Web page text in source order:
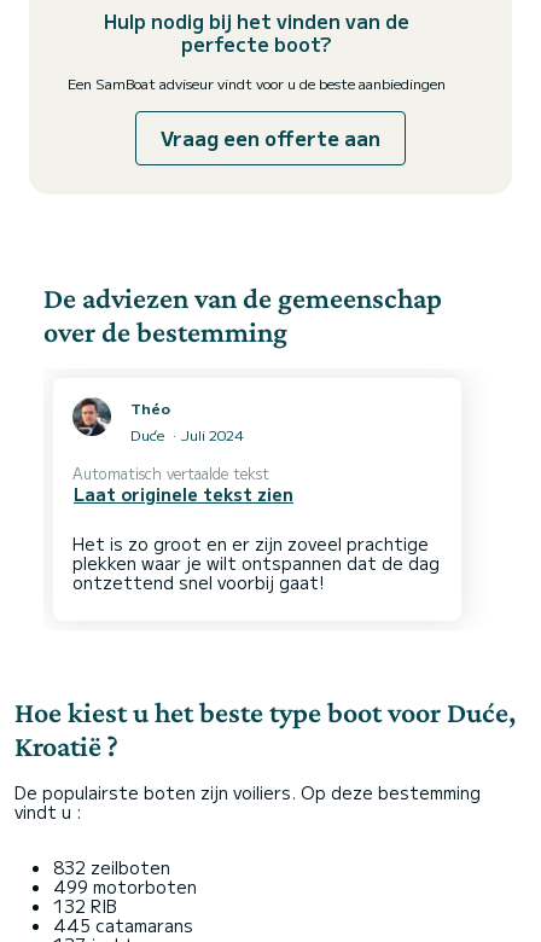
Hulp nodig bij het vinden van de
perfecte boot?
Een SamBoat adviseur vindt voor u de beste aanbiedingen
Vraag een offerte aan
De adviezen van de gemeenschap
over de bestemming
Théo
Duće
Juli 2024
Automatisch vertaalde tekst
Laat originele tekst zien
Het is zo groot en er zijn zoveel prachtige
plekken waar je wilt ontspannen dat de dag
Hoe kiest u het beste type boot voor Duće,
Kroatië ?
De populairste boten zijn voiliers. Op deze bestemming
vindt u :
832 zeilboten
499 motorboten
132 RIB
445 catamarans